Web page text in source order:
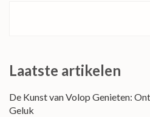
Laatste artikelen
De Kunst van Volop Genieten:
Geluk